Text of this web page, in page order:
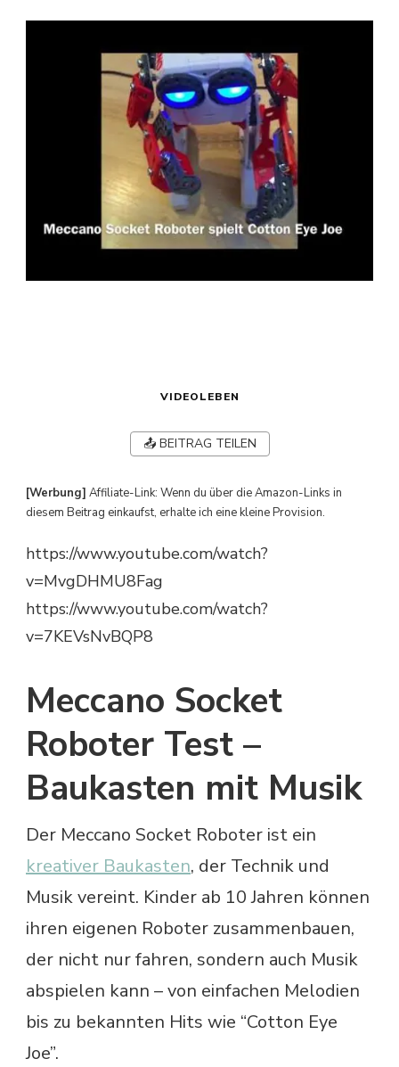
VIDEOLEBEN
📤 BEITRAG TEILEN
[Werbung] Affiliate-Link: Wenn du über die Amazon-Links in
diesem Beitrag einkaufst, erhalte ich eine kleine Provision.
https://www.youtube.com/watch?
v=MvgDHMU8Fag
https://www.youtube.com/watch?
v=7KEVsNvBQP8
Meccano Socket
Roboter Test –
Baukasten mit Musik
Der Meccano Socket Roboter ist ein
kreativer Baukasten, der Technik und
Musik vereint. Kinder ab 10 Jahren können
ihren eigenen Roboter zusammenbauen,
der nicht nur fahren, sondern auch Musik
abspielen kann – von einfachen Melodien
bis zu bekannten Hits wie “Cotton Eye
Joe”.